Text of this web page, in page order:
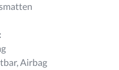
Airbag